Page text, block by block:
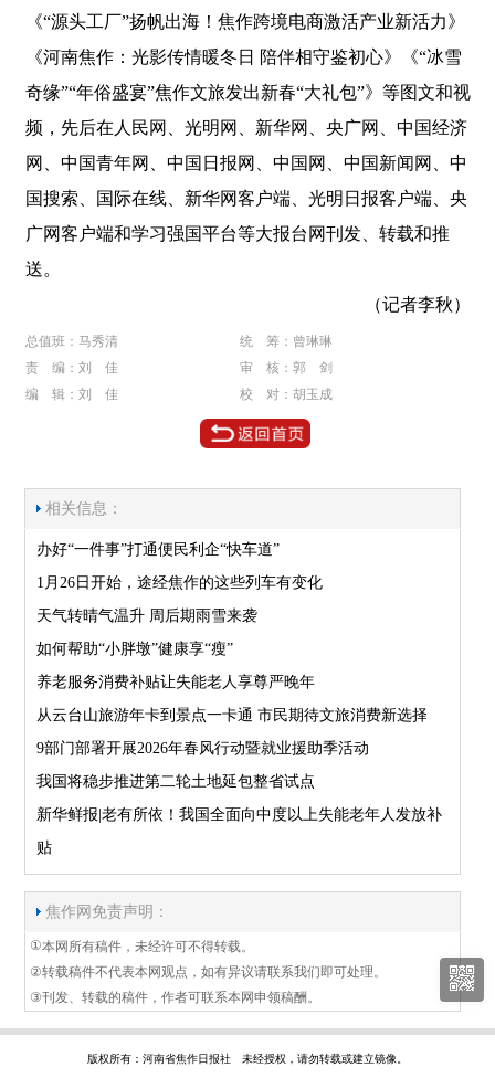
《“源头工厂”扬帆出海！焦作跨境电商激活产业新活力》
《河南焦作：光影传情暖冬日 陪伴相守鉴初心》《“冰雪
奇缘”“年俗盛宴”焦作文旅发出新春“大礼包”》等图文和视
频，先后在人民网、光明网、新华网、央广网、中国经济
网、中国青年网、中国日报网、中国网、中国新闻网、中
国搜索、国际在线、新华网客户端、光明日报客户端、央
广网客户端和学习强国平台等大报台网刊发、转载和推
送。
（记者李秋）
总值班：马秀清
统 筹：曾琳琳
责 编：刘 佳
审 核：郭 剑
编 辑：刘 佳
校 对：胡玉成
相关信息：
办好“一件事”打通便民利企“快车道”
1月26日开始，途经焦作的这些列车有变化
天气转晴气温升 周后期雨雪来袭
如何帮助“小胖墩”健康享“瘦”
养老服务消费补贴让失能老人享尊严晚年
从云台山旅游年卡到景点一卡通 市民期待文旅消费新选择
9部门部署开展2026年春风行动暨就业援助季活动
我国将稳步推进第二轮土地延包整省试点
新华鲜报|老有所依！我国全面向中度以上失能老年人发放补
贴
焦作网免责声明：
①本网所有稿件，未经许可不得转载。
②转载稿件不代表本网观点，如有异议请联系我们即可处理。
③刊发、转载的稿件，作者可联系本网申领稿酬。
版权所有：河南省焦作日报社 未经授权，请勿转载或建立镜像。